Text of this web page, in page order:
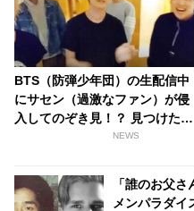
BTS（防弾少年団）の生配信中
にサセン（過激なファン）が侵
入してのぞき見！？ 見つけたフ
NEWS
「誰のお父
メンパラダイ